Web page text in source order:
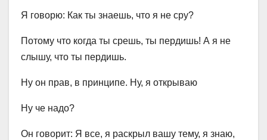
Я говорю: Как ты знаешь, что я не сру?
Потому что когда ты срешь, ты пердишь! А я не
слышу, что ты пердишь.
Ну он прав, в принципе. Ну, я открываю
Ну че надо?
Он говорит: Я все, я раскрыл вашу тему, я знаю,